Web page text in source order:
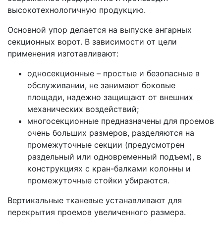
высокотехнологичную продукцию.
Основной упор делается на выпуске ангарных
секционных ворот. В зависимости от цели
применения изготавливают:
односекционные – простые и безопасные в
обслуживании, не занимают боковые
площади, надежно защищают от внешних
механических воздействий;
многосекционные предназначены для проемов
очень больших размеров, разделяются на
промежуточные секции (предусмотрен
раздельный или одновременный подъем), в
конструкциях с кран-балками колонны и
промежуточные стойки убираются.
Вертикальные тканевые устанавливают для
перекрытия проемов увеличенного размера.